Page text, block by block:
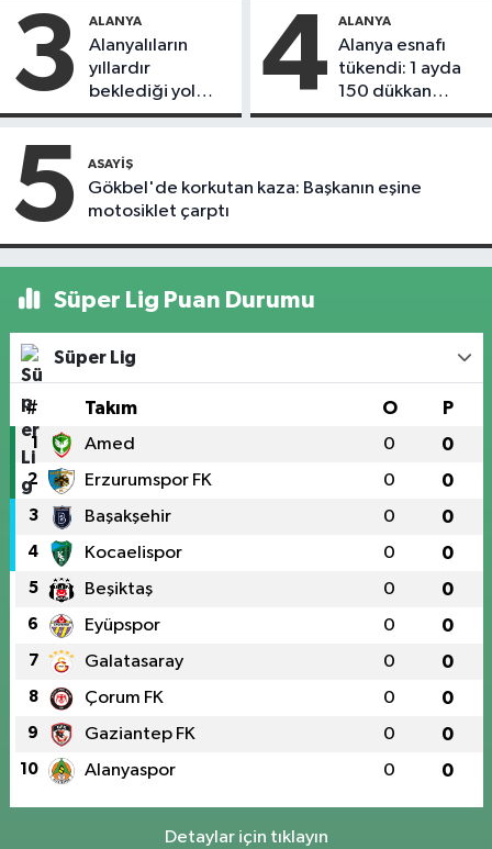
3 ALANYA
Alanyalıların
yıllardır
beklediği yol
askıdan döndü
4 ALANYA
Alanya esnafı
tükendi: 1 ayda
150 dükkan
kapandı
5 ASAYIŞ
Gökbel'de korkutan kaza: Başkanın eşine
motosiklet çarptı
Süper Lig Puan Durumu
Süper Lig
# Takım O P
1 Amed 0 0
2 Erzurumspor FK 0 0
3 Başakşehir 0 0
4 Kocaelispor 0 0
5 Beşiktaş 0 0
6 Eyüpspor 0 0
7 Galatasaray 0 0
8 Çorum FK 0 0
9 Gaziantep FK 0 0
10 Alanyaspor 0 0
Detaylar için tıklayın